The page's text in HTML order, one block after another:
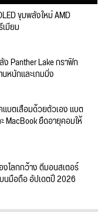
ขุมพลังใหม่ AMD
มียม
ง Panther Lake กราฟิก
หนักและเกมมิ่ง
บตเสื่อมด้วยตัวเอง แบต
MacBook ยืดอายุคอมให้
งโลกกว้าง ตีมอนสเตอร์
มือถือ อัปเดตปี 2026